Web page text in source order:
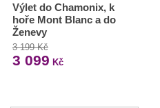
Výlet do Chamonix, k
hoře Mont Blanc a do
Ženevy
3 199 Kč
3 099 Kč